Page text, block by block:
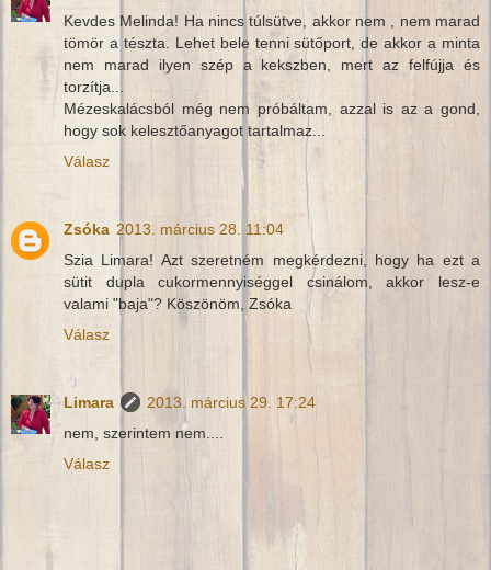
Kevdes Melinda! Ha nincs túlsütve, akkor nem , nem marad
tömör a tészta. Lehet bele tenni sütőport, de akkor a minta
nem marad ilyen szép a kekszben, mert az felfújja és
torzítja...
Mézeskalácsból még nem próbáltam, azzal is az a gond,
hogy sok kelesztőanyagot tartalmaz...
Válasz
Zsóka 2013. március 28. 11:04
Szia Limara! Azt szeretném megkérdezni, hogy ha ezt a
sütit dupla cukormennyiséggel csinálom, akkor lesz-e
valami "baja"? Köszönöm, Zsóka
Válasz
Limara
2013. március 29. 17:24
nem, szerintem nem....
Válasz